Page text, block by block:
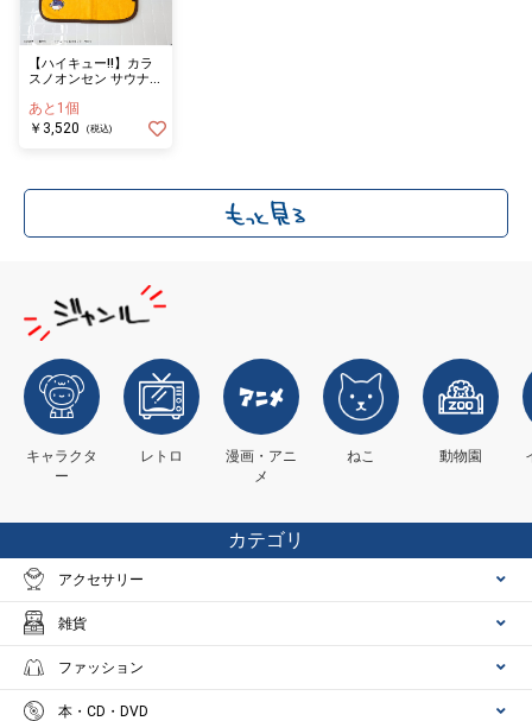
【ハイキュー!!】カラ
スノオンセン サウナマ
あと1個
￥3,520
(税込)
キャラクタ
ー
レトロ
漫画・アニ
メ
ねこ 動物園
カテゴリ
アクセサリー
雑貨
ファッション
本・CD・DVD